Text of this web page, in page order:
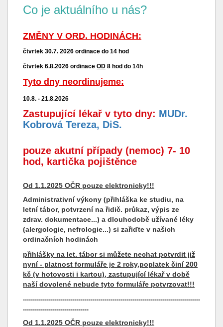
Co je aktuálního u nás?
ZMĚNY V ORD. HODINÁCH:
čtvrtek 30.7. 2026 ordinace do 14 hod
čtvrtek 6.8.2026 ordinace OD 8 hod do 14h
Tyto dny neordinujeme:
10.8. - 21.8.2026
Zastupující lékař v tyto dny: MUDr.
Kobrová Tereza, DiS.
pouze akutní případy (nemoc) 7- 10
hod, kartička pojištěnce
Od 1.1.2025 OČR pouze elektronicky!!!
Administrativní výkony (přihláška ke studiu, na
letní tábor, potvrzení na řidič. průkaz, výpis ze
zdrav. dokumentace...) a dlouhodobě užívané léky
(alergologie, nefrologie...) si zařiďte v našich
ordinačních hodinách
přihlášky na let. tábor si můžete nechat potvrdit již
nyní - platnost formuláře je 2 roky,poplatek činí 200
kč (v hotovosti i kartou), zastupující lékař v době
naší dovolené nebude tyto formuláře potvrzovat!!!
-----------------------------------------------------------------------------------------
---------------------------------
Od 1.1.2025 OČR pouze elektronicky!!!